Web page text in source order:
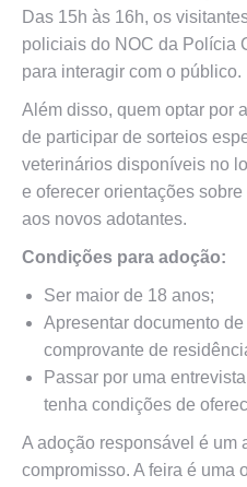
Das 15h às 16h, os
policiais do NOC da Polícia
para interagir com o público.
Além disso, quem optar por
de participar de sorteios
veterinários disponíveis no
e oferecer orientações
aos novos adotantes.
Condições para adoção:
Ser maior de 18 anos;
Apresentar documento
comprovante de
Passar por uma
tenha condições de
A adoção responsável é um
compromisso. A feira é uma